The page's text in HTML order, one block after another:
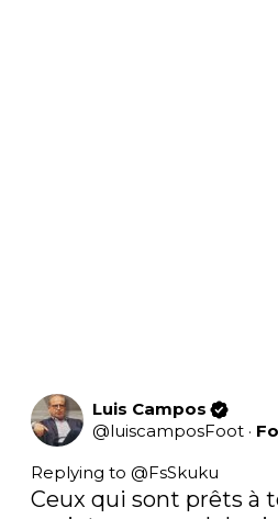
Luis Campos
@luiscamposFoot ·
Replying to @FsSkuku
Ceux qui sont prêts à